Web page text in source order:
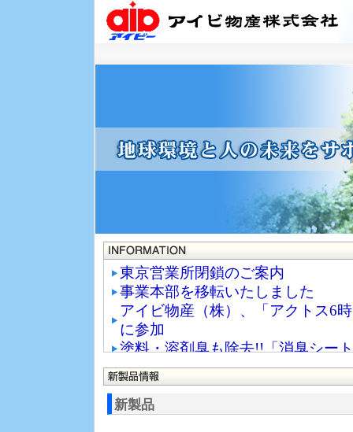
東京営業所閉鎖のご案内
事業本部を移転いたしました
アイビ物産（株）、「アクトス6
に参加
塗料・溶剤臭も除去!!「消臭シー
アイビ物産（株）、ウェルフェア
ハイパーガンクリーナー NEO(
「BODY SHOP パーフェクトク
新製品